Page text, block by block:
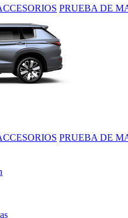
PRUEBA DE
PRUEBA DE